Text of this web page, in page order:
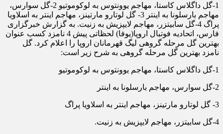
1-گل داگلاس کاستا، مهاجم یوونتوس به لوکوموتیو 2-گل سوارس،
مهاجم بارسلونا به اینتر 3- گل لوتارو مارتینز، مهاجم اینتر به اسلاویا
پراگ 4-گل سابیتزر، مهاجم لایپزیش به زنیت. به گزارش خبرگزاری
فارس، اتحادیه فوتبال اروپا(یوفا) لحظاتی پیش 4 نامزد کسب عنوان
بهترین گل مرحله گروهی لیگ قهرمانان اروپا را اعلام کرد. گل
نامزد بهترین گل مرحله گروهی به شرح زیر است:
1-گل داگلاس کاستا، مهاجم یوونتوس به لوکوموتیو
2-گل سوارس، مهاجم بارسلونا به اینتر
3- گل لوتارو مارتینز، مهاجم اینتر به اسلاویا پراگ
4-گل سابیتزر، مهاجم لایپزیش به زنیت.